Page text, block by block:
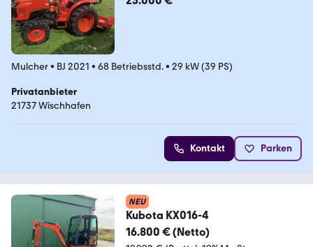
Mulcher• BJ 2021 • 68 Betriebsstd.• 29 kW (39 PS)
Privatanbieter
21737 Wischhafen
Kontakt Parken
NEU
Kubota KX016-4
16.800 € (Netto)